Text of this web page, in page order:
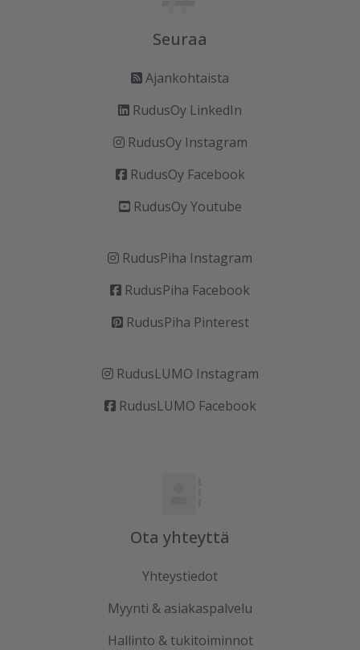
Seuraa
Ajankohtaista
RudusOy LinkedIn
RudusOy Instagram
RudusOy Facebook
RudusOy Youtube
RudusPiha Instagram
RudusPiha Facebook
RudusPiha Pinterest
RudusLUMO Instagram
RudusLUMO Facebook
Ota yhteyttä
Yhteystiedot
Myynti & asiakaspalvelu
Hallinto & tukitoiminnot